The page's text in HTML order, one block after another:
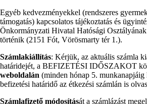
Egyéb kedvezményekkel (rendszeres
támogatás) kapcsolatos tájékoztatás és
Önkormányzati Hivatal Hatósági
történik (2151 Fót, Vörösmarty tér 1.).
Számlakiállítás: Kérjük, az aktuális számla
határidejét, a BEFIZETÉSI IDŐSZAKOT
weboldalán (minden hónap 5. munkanapjáig
befizetési határidő az étkezési számlán is
Számlafizető módosítását a számlázást